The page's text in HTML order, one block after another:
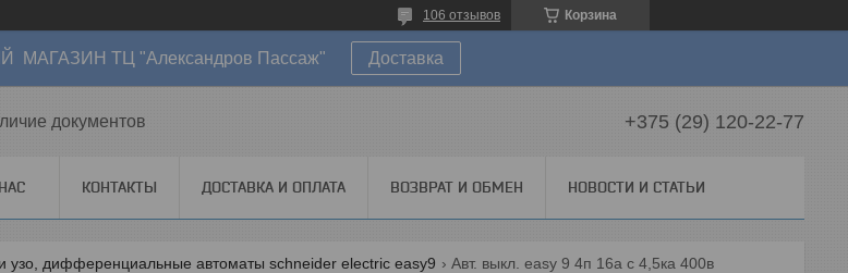
Корзина
106 отзывов
ТЦ "Александров Пассаж" Доставка
документов +375 (29) 120-22-77
КОНТАКТЫ ДОСТАВКА И ОПЛАТА ВОЗВРАТ И ОБМЕН НОВОСТИ И СТАТЬИ
узо, дифференциальные автоматы schneider electric easy9 Авт. выкл. easy 9 4п 16а с 4,5ка 400в